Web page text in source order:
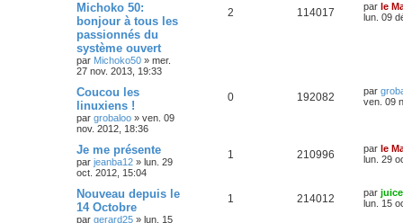
Michoko 50:
bonjour à tous les
passionnés du
système ouvert
par Michoko50 » mer.
27 nov. 2013, 19:33
2 114017 par le
lun. 09
Coucou les
linuxiens !
par grobaloo » ven. 09
nov. 2012, 18:36
0 192082 par
ven. 09
Je me présente
par jeanba12 » lun. 29
oct. 2012, 15:04
1 210996 par le
lun. 29
Nouveau depuis le
14 Octobre
par gerard25 » lun. 15
1 214012 par juice
lun. 15